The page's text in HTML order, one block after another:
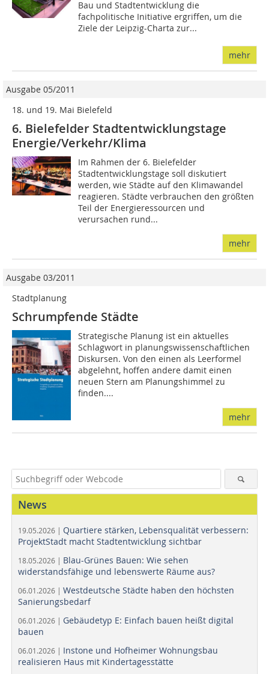
Bau und Stadtentwicklung die
fachpolitische Initiative ergriffen, um die
Ziele der Leipzig-Charta zur...
mehr
Ausgabe 05/2011
18. und 19. Mai Bielefeld
6. Bielefelder Stadtentwicklungstage
Energie/Verkehr/Klima
Im Rahmen der 6. Bielefelder
Stadtentwicklungstage soll diskutiert
werden, wie Städte auf den Klimawandel
reagieren. Städte verbrauchen den größten
Teil der Energieressourcen und
verursachen rund...
mehr
Ausgabe 03/2011
Stadtplanung
Schrumpfende Städte
Strategische Planung ist ein aktuelles
Schlagwort in planungswissenschaftlichen
Diskursen. Von den einen als Leerformel
abgelehnt, hoffen andere damit einen
neuen Stern am Planungshimmel zu
finden....
mehr
News
19.05.2026 | Quartiere stärken, Lebensqualität verbessern:
ProjektStadt macht Stadtentwicklung sichtbar
18.05.2026 | Blau-Grünes Bauen: Wie sehen
widerstandsfähige und lebenswerte Räume aus?
06.01.2026 | Westdeutsche Städte haben den höchsten
Sanierungsbedarf
06.01.2026 | Gebäudetyp E: Einfach bauen heißt digital
bauen
06.01.2026 | Instone und Hofheimer Wohnungsbau
realisieren Haus mit Kindertagesstätte